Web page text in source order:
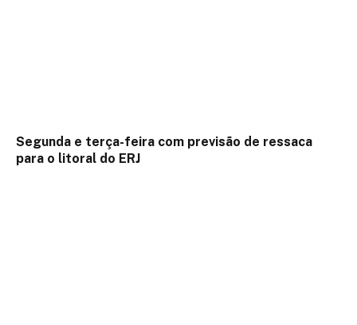
Segunda e terça-feira com previsão de ressaca
para o litoral do ERJ